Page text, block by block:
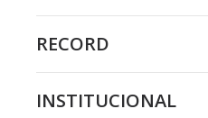
RECORD
INSTITUCIONAL